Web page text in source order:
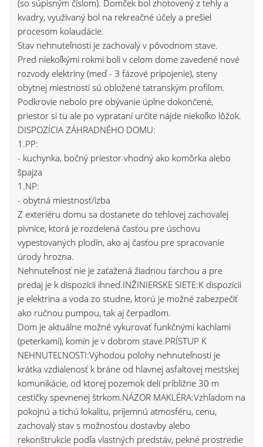
(so súpisným číslom). Domček bol zhotovený z tehly a
kvadry, využívaný bol na rekreačné účely a prešiel
procesom kolaudácie.
Stav nehnuteľnosti je zachovalý v pôvodnom stave.
Pred niekoľkými rokmi boli v celom dome zavedené nové
rozvody elektriny (meď - 3 fázové pripojenie), steny
obytnej miestnosti sú obložené tatranským profilom.
Podkrovie nebolo pre obývanie úplne dokončené,
priestor si tu ale po vyprataní určite nájde niekoľko lôžok.
DISPOZÍCIA ZÁHRADNÉHO DOMU:
1.PP:
- kuchynka, bočný priestor vhodný ako komôrka alebo
špajza
1.NP:
- obytná miestnosť/izba
Z exteriéru domu sa dostanete do tehlovej zachovalej
pivnice, ktorá je rozdelená časťou pre úschovu
vypestovaných plodín, ako aj časťou pre spracovanie
úrody hrozna.
Nehnuteľnosť nie je zaťažená žiadnou ťarchou a pre
predaj je k dispozícii ihneď.INŽINIERSKE SIETE:K dispozícii
je elektrina a voda zo studne, ktorú je možné zabezpečiť
ako ručnou pumpou, tak aj čerpadlom.
Dom je aktuálne možné vykurovať funkčnými kachlami
(peterkami), komín je v dobrom stave.PRÍSTUP K
NEHNUTEĽNOSTI:Výhodou polohy nehnuteľnosti je
krátka vzdialenosť k bráne od hlavnej asfaltovej mestskej
komunikácie, od ktorej pozemok delí približne 30 m
cestičky spevnenej štrkom.NÁZOR MAKLÉRA:Vzhľadom na
pokojnú a tichú lokalitu, príjemnú atmosféru, cenu,
zachovalý stav s možnosťou dostavby alebo
rekonštrukcie podľa vlastných predstáv, pekné prostredie